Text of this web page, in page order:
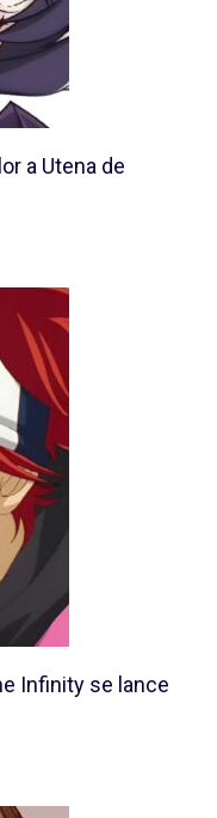
a Utena de
Infinity se lance